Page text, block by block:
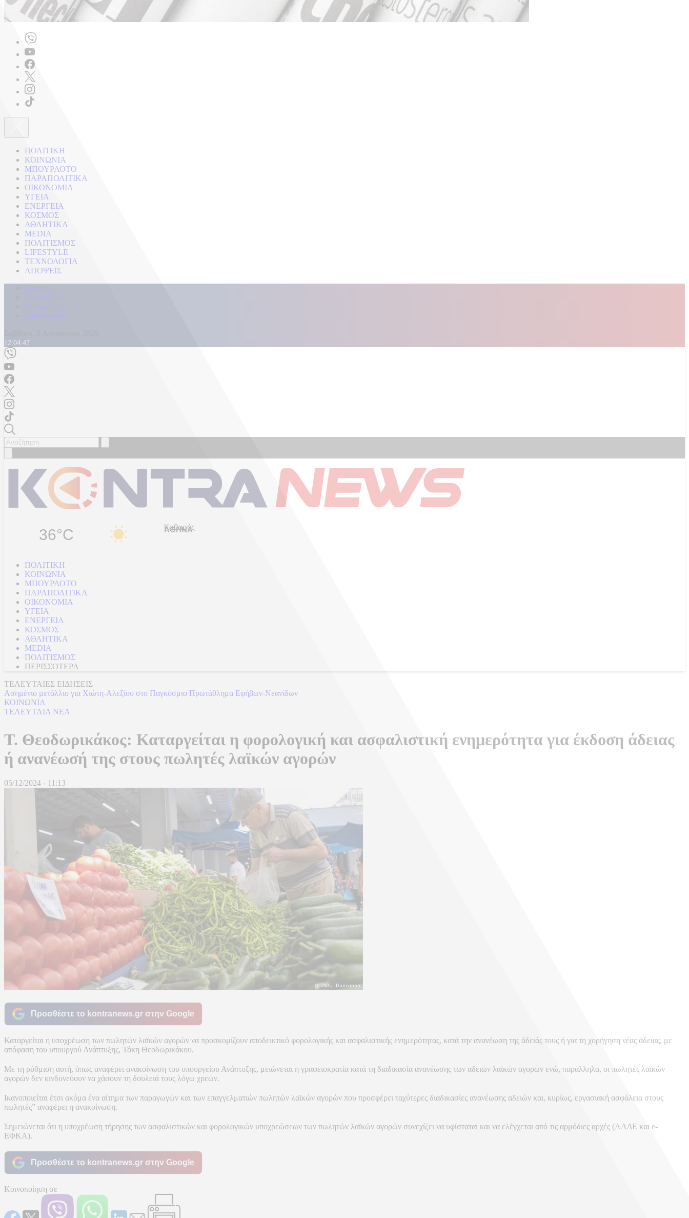
ΠΟΛΙΤΙΚΗ
ΚΟΙΝΩΝΙΑ
ΜΠΟΥΡΛΟΤΟ
ΠΑΡΑΠΟΛΙΤΙΚΑ
ΟΙΚΟΝΟΜΙΑ
ΥΓΕΙΑ
ΕΝΕΡΓΕΙΑ
ΚΟΣΜΟΣ
ΑΘΛΗΤΙΚΑ
MEDIA
ΠΟΛΙΤΙΣΜΟΣ
LIFESTYLE
ΤΕΧΝΟΛΟΓΙΑ
ΑΠΟΨΕΙΣ
Αρχική
Kontra Live
Καταγγελίες
Επικοινωνία
12:04:49
36°C Καθαρός
ΠΟΛΙΤΙΚΗ
ΚΟΙΝΩΝΙΑ
ΜΠΟΥΡΛΟΤΟ
ΠΑΡΑΠΟΛΙΤΙΚΑ
ΟΙΚΟΝΟΜΙΑ
ΥΓΕΙΑ
ΕΝΕΡΓΕΙΑ
ΚΟΣΜΟΣ
ΑΘΛΗΤΙΚΑ
MEDIA
ΠΟΛΙΤΙΣΜΟΣ
ΠΕΡΙΣΣΟΤΕΡΑ
ΤΕΛΕΥΤΑΙΕΣ ΕΙΔΗΣΕΙΣ
Red Code την Κυριακή: Πολύ υψηλός κίνδυνος πυρκαγιάς σε έξι περιφέρειες
ΚΟΙΝΩΝΙΑ
ΤΕΛΕΥΤΑΙΑ ΝΕΑ
Τ. Θεοδωρικάκος: Καταργείται η φορολογική και ασφαλιστική ενημερότητα για έκδοση άδειας
ή ανανέωσή της στους πωλητές λαϊκών αγορών
05/12/2024 - 11:13
Προσθέστε το kontranews.gr στην Google
Καταργείται η υποχρέωση των πωλητών λαϊκών αγορών να προσκομίζουν αποδεικτικό φορολογικής και ασφαλιστικής ενημερότητας, κατά την ανανέωση της άδειάς τους ή για τη χορήγηση νέας άδειας, με
απόφαση του υπουργού Ανάπτυξης, Τάκη Θεοδωρικάκου.
Με τη ρύθμιση αυτή, όπως αναφέρει ανακοίνωση του υπουργείου Ανάπτυξης, μειώνεται η γραφειοκρατία κατά τη διαδικασία ανανέωσης των αδειών λαϊκών αγορών ενώ, παράλληλα, οι πωλητές λαϊκών
αγορών δεν κινδυνεύουν να χάσουν τη δουλειά τους λόγω χρεών.
Ικανοποιείται έτσι ακόμα ένα αίτημα των παραγωγών και των επαγγελματιών πωλητών λαϊκών αγορών που προσφέρει ταχύτερες διαδικασίες ανανέωσης αδειών και, κυρίως, εργασιακή ασφάλεια στους
πωλητές” αναφέρει η ανακοίνωση.
Σημειώνεται ότι η υποχρέωση τήρησης των ασφαλιστικών και φορολογικών υποχρεώσεων των πωλητών λαϊκών αγορών συνεχίζει να υφίσταται και να ελέγχεται από τις αρμόδιες αρχές (ΑΑΔΕ και e-
ΕΦΚΑ).
Προσθέστε το kontranews.gr στην Google
Κοινοποίηση σε